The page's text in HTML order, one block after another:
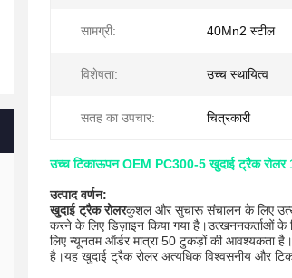
सामग्री: 40Mn2 स्टील
विशेषता: उच्च स्थायित्व
सतह का उपचार: चित्रकारी
उच्च टिकाऊपन OEM PC300-5 खुदाई ट्रैक रोलर 1
उत्पाद वर्णन:
खुदाई ट्रैक रोलरकुशल और सुचारू संचालन के लिए
करने के लिए डिज़ाइन किया गया है।उत्खननकर्ताओं के
लिए न्यूनतम ऑर्डर मात्रा 50 टुकड़ों की आवश्यकता
है।यह खुदाई ट्रैक रोलर अत्यधिक विश्वसनीय और